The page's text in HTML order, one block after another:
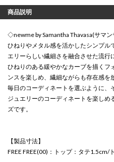
商品説明
◇newme by Samantha Thavasa(サマ
ひねりやメタル感を活かしたシンプル
エリーらしい繊細さを融合させた流行
ひねりのある緩やかなカーブを描くフ
ンスを楽しめ、繊細ながらも存在感を
毎日のコーディネートを選ぶように、
ジュエリーのコーディネートを楽し
ズです。
【製品寸法】
FREE FREE(00)：トップ：タテ